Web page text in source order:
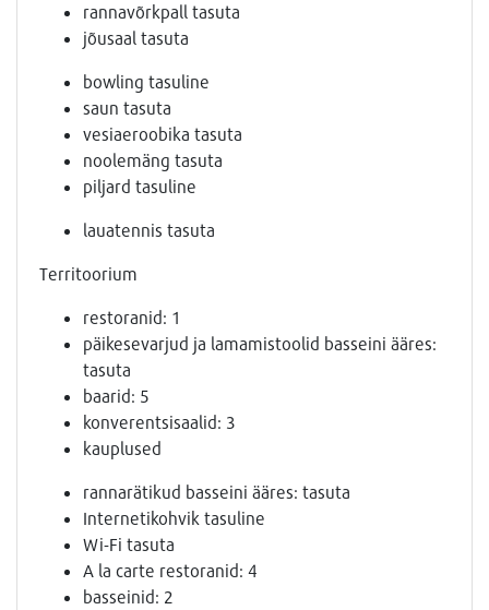
rannavõrkpall tasuta
jõusaal tasuta
bowling tasuline
saun tasuta
vesiaeroobika tasuta
noolemäng tasuta
piljard tasuline
lauatennis tasuta
Territoorium
restoranid: 1
päikesevarjud ja lamamistoolid basseini ääres:
tasuta
baarid: 5
konverentsisaalid: 3
kauplused
rannarätikud basseini ääres: tasuta
Internetikohvik tasuline
Wi-Fi tasuta
A la carte restoranid: 4
basseinid: 2